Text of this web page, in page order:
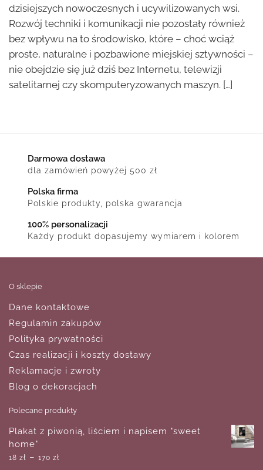
dzisiejszych nowoczesnych i ucywilizowanych wsi.
Rozwój techniki i komunikacji nie pozostały również
bez wpływu na to środowisko, które – choć wciąż
proste, naturalne i pozbawione miejskiej sztywności –
nie obejdzie się już dziś bez Internetu, telewizji
satelitarnej czy skomputeryzowanych maszyn. […]
Darmowa dostawa
dla zamówień powyżej 500 zł
Polska firma
Polskie produkty, polska gwarancja
100% personalizacji
Każdy produkt dopasujemy wymiarem i kolorem
O sklepie
Dane kontaktowe
Regulamin zakupów
Polityka prywatności
Czas realizacji i koszty dostawy
Reklamacje i zwroty
Blog o dekoracjach
Polecane produkty
Plakat z piwonią, liściem i napisem "sweet
home"
18 zł – 170 zł